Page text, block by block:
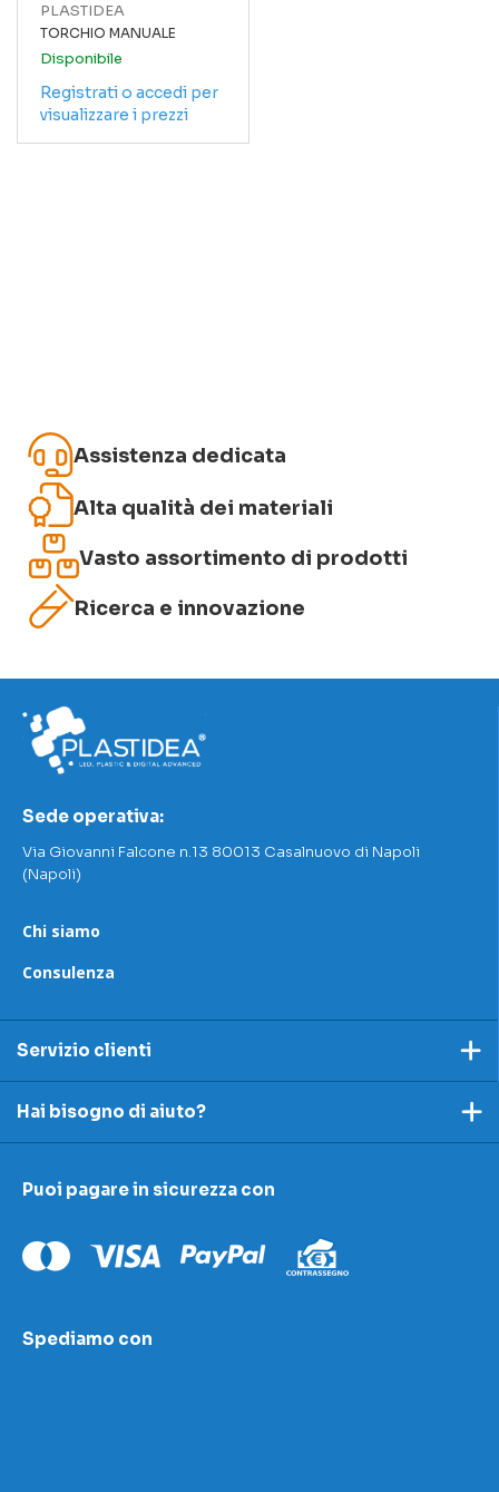
PLASTIDEA
TORCHIO MANUALE
Disponibile
Registrati o accedi per
visualizzare i prezzi
Assistenza dedicata
Alta qualità dei materiali
Vasto assortimento di prodotti
Ricerca e innovazione
Sede operativa:
Via Giovanni Falcone n.13 80013 Casalnuovo di Napoli
(Napoli)
Chi siamo
Consulenza
Servizio clienti
Contatti
Hai bisogno di aiuto?
I nostri contatti
Le nostre sedi
Area download
Puoi pagare in sicurezza con
Spediamo con